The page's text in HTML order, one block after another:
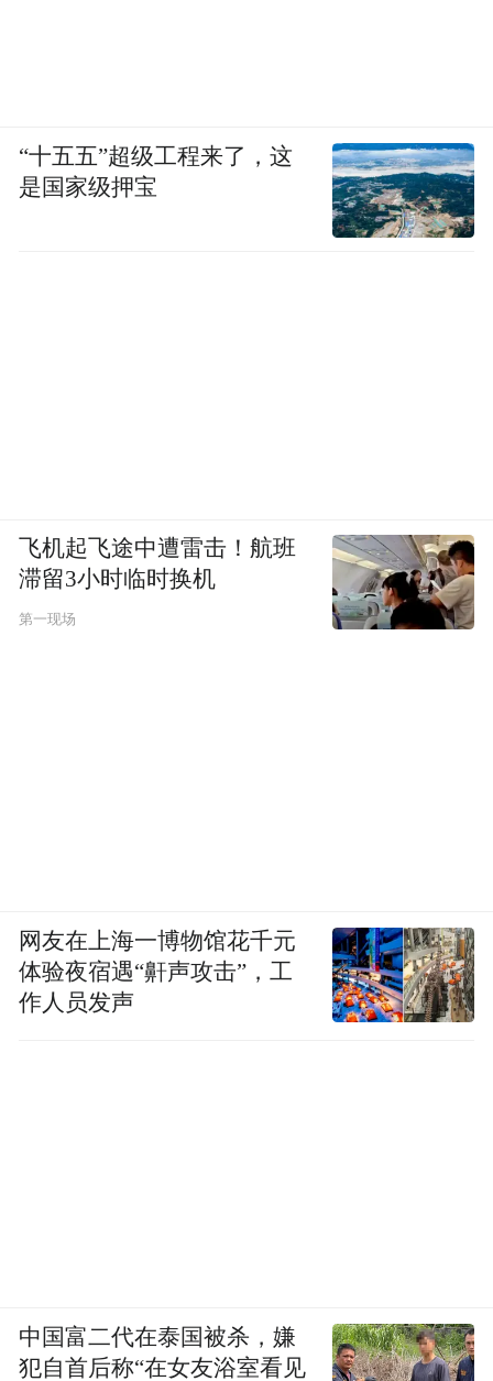
“十五五”超级工程来了，这
是国家级押宝
飞机起飞途中遭雷击！航班
滞留3小时临时换机
第一现场
网友在上海一博物馆花千元
体验夜宿遇“鼾声攻击”，工
作人员发声
中国富二代在泰国被杀，嫌
犯自首后称“在女友浴室看见